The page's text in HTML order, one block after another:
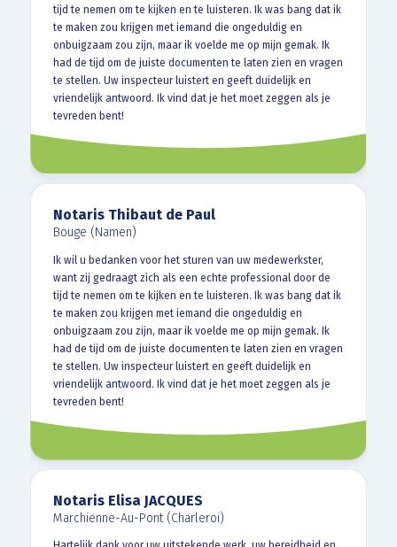
tijd te nemen om te kijken en te luisteren. Ik was bang dat ik
te maken zou krijgen met iemand die ongeduldig en
onbuigzaam zou zijn, maar ik voelde me op mijn gemak. Ik
had de tijd om de juiste documenten te laten zien en vragen
te stellen. Uw inspecteur luistert en geeft duidelijk en
vriendelijk antwoord. Ik vind dat je het moet zeggen als je
tevreden bent!
Notaris Thibaut de Paul
Bouge (Namen)
Ik wil u bedanken voor het sturen van uw medewerkster,
want zij gedraagt zich als een echte professional door de
tijd te nemen om te kijken en te luisteren. Ik was bang dat ik
te maken zou krijgen met iemand die ongeduldig en
onbuigzaam zou zijn, maar ik voelde me op mijn gemak. Ik
had de tijd om de juiste documenten te laten zien en vragen
te stellen. Uw inspecteur luistert en geeft duidelijk en
vriendelijk antwoord. Ik vind dat je het moet zeggen als je
tevreden bent!
Notaris Elisa JACQUES
Marchienne-Au-Pont (Charleroi)